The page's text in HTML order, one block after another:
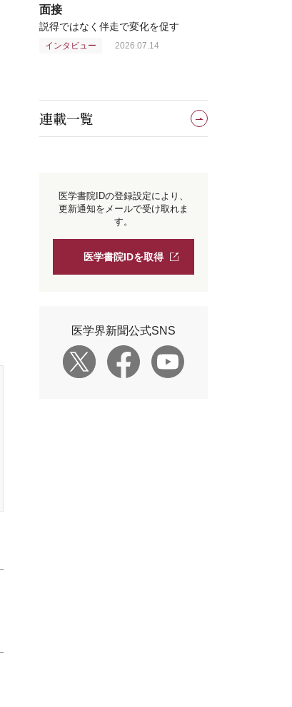
面接
説得ではなく伴走で変化を促す
インタビュー 2026.07.14
連載一覧
医学書院IDの登録設定により、
更新通知をメールで受け取れま
す。
医学書院IDを取得
医学界新聞公式SNS